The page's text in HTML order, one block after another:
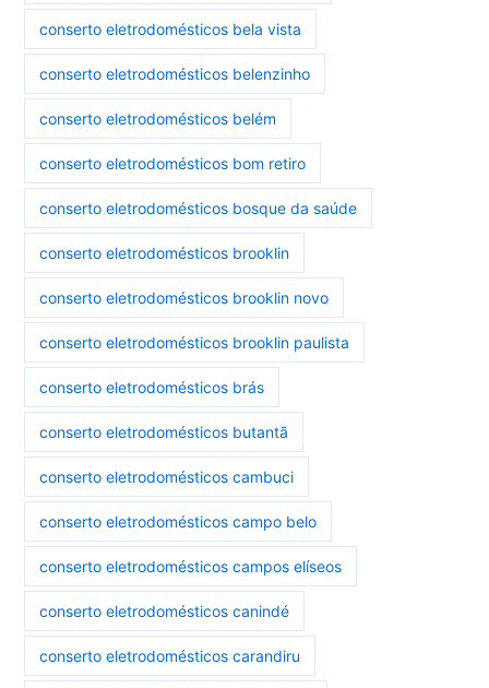
conserto eletrodomésticos bela vista
conserto eletrodomésticos belenzinho
conserto eletrodomésticos belém
conserto eletrodomésticos bom retiro
conserto eletrodomésticos bosque da saúde
conserto eletrodomésticos brooklin
conserto eletrodomésticos brooklin novo
conserto eletrodomésticos brooklin paulista
conserto eletrodomésticos brás
conserto eletrodomésticos butantã
conserto eletrodomésticos cambuci
conserto eletrodomésticos campo belo
conserto eletrodomésticos campos elíseos
conserto eletrodomésticos canindé
conserto eletrodomésticos carandiru